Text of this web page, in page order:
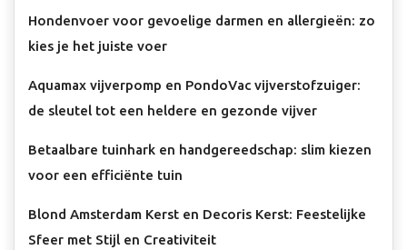
Hondenvoer voor gevoelige darmen en allergieën: zo
kies je het juiste voer
Aquamax vijverpomp en PondoVac vijverstofzuiger:
de sleutel tot een heldere en gezonde vijver
Betaalbare tuinhark en handgereedschap: slim kiezen
voor een efficiënte tuin
Blond Amsterdam Kerst en Decoris Kerst: Feestelijke
Sfeer met Stijl en Creativiteit